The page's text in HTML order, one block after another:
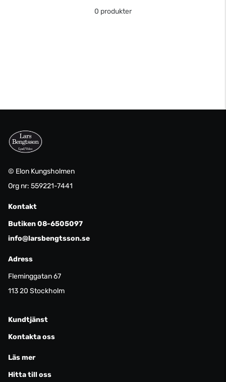
0 produkter
© Elon Kungsholmen
Org nr: 559221-7441
Kontakt
Butiken 08-6505097
info@larsbengtsson.se
Adress
Fleminggatan 67
113 20 Stockholm
Kundtjänst
Kontakta oss
Läs mer
Hitta till oss